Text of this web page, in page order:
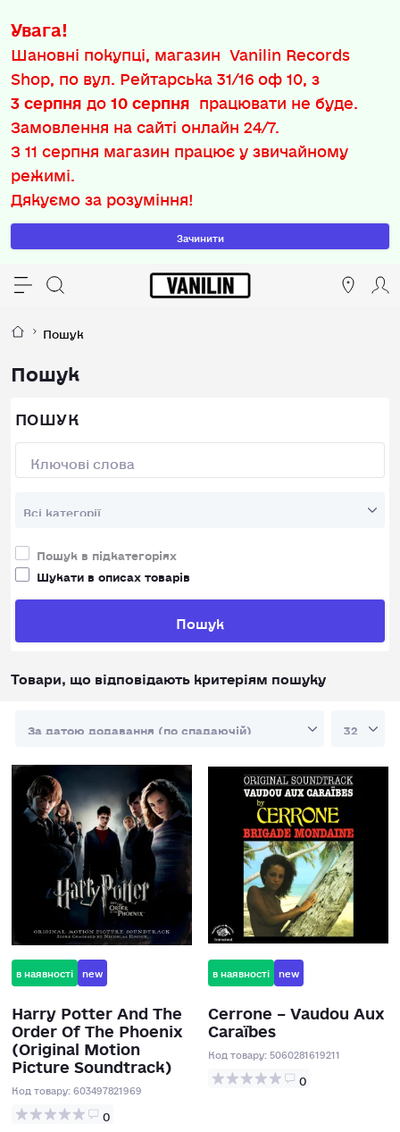
Увага!
Шановні покупці, магазин Vanilin Records
Shop, по вул. Рейтарська 31/16 оф 10, з
3 серпня до10 серпня працювати не буде.
Замовлення на сайті онлайн 24/7.
З11 серпня магазин працює у звичайному
режимі.
Дякуємо за розуміння!
Зачинити
Пошук
Пошук
ПОШУК
Пошук в підкатегоріях
Шукати в описах товарів
Пошук
Товари, що відповідають критеріям пошуку
в наявності new
Harry Potter And The
Order Of The Phoenix
(Original Motion
Picture Soundtrack)
Код товару:603497821969
0
в наявності new
Cerrone – Vaudou Aux
Caraïbes
Код товару:5060281619211
0